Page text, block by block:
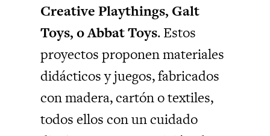
Creative Playthings, Galt
Toys, o Abbat Toys. Estos
proyectos proponen materiales
didácticos y juegos, fabricados
con madera, cartón o textiles,
todos ellos con un cuidado